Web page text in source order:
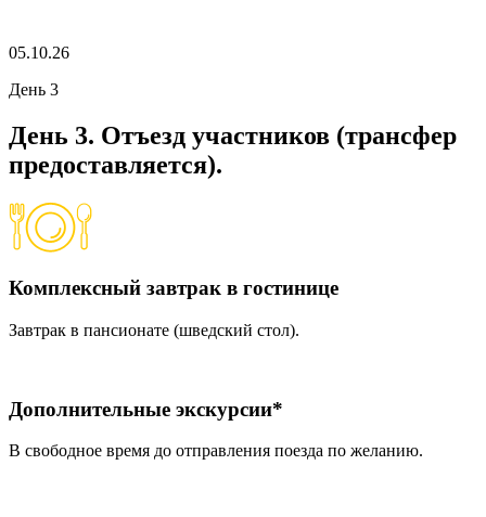
05.10.26
День 3
День 3. Отъезд участников (трансфер
предоставляется).
Комплексный завтрак в гостинице
Завтрак в пансионате (шведский стол).
Дополнительные экскурсии*
В свободное время до отправления поезда по желанию.